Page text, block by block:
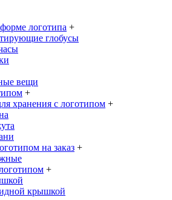
логотипа +
глобусы
вещи
+
хранения с логотипом +
на заказ +
+
крышкой